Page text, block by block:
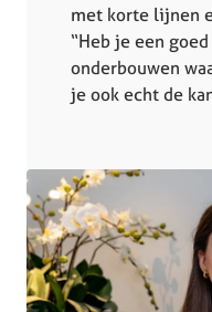
met korte lijnen
“Heb je een
onderbouwen
je ook echt de